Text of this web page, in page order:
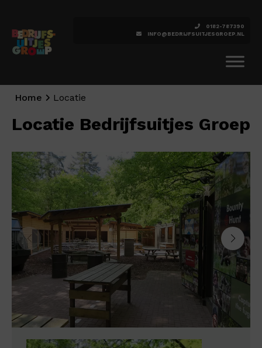
0182-787390
INFO@BEDRIJFSUITJESGROEP.NL
Home Locatie
Locatie Bedrijfsuitjes Groep